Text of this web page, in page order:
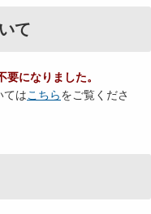
て
になりました。
てはこちらをご覧くださ